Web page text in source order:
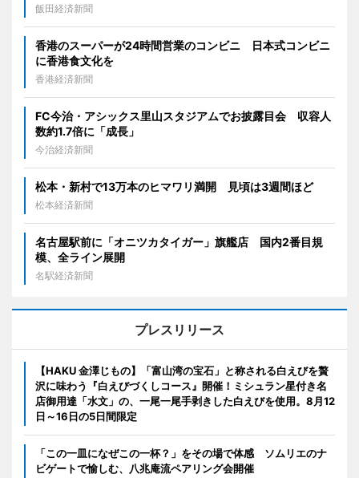
飯田経済新聞
香港のスーパーが24時間営業のコンビニ 日本式コンビニ
に香港食文化を
香港経済新聞
FC今治・アシックス里山スタジアムでお披露目会 収容人
数約1.7倍に「成長」
今治経済新聞
松本・新村で13万本のヒマワリ満開 見頃は3週間ほど
松本経済新聞
名古屋駅前に「オニツカタイガー」旗艦店 国内2番目規
模、全ライン展開
名駅経済新聞
プレスリリース
【HAKU 金澤じもの】「富山湾の宝石」と称される白えびを贅
沢に味わう『白えびづくしコース』開催！ミシュラン星付き名
店御用達「水文」の、一尾一尾手剥きした白えびを使用。8月12
日～16日の5日間限定
「この一皿になぜこの一杯？」をその場で体感 ソムリエのナ
ビゲートで愉しむ、八兆庵流ペアリング会開催